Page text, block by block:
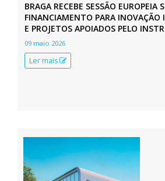
BRAGA RECEBE SESSÃO EUROPEIA
FINANCIAMENTO PARA INOVAÇÃO
E PROJETOS APOIADOS PELO
09 maio 2026
Ler mais